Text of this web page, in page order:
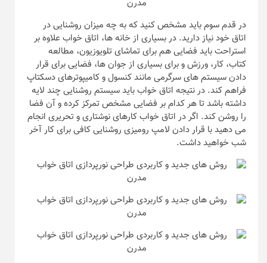
در قدم سوم باید مشخص کنید که به چه میزان روشنایی در
اتاق خود نیاز دارید. در بسیاری از خانه ها، اتاق خواب علاوه بر
استراحت باید فضایی هم برای تماشای تلویوزیون، مطالعه
کتاب، کار، ورزش و برای بسیاری از جوان ها، فضایی برای قرار
دادن سیستم های سرگرمی مانند کنسول و کامیپوترهای دسکتاپ
فراهم کند. در نتیجه اتاق خواب باید سیستم روشنایی چند لایه
داشته باشد تا هر کدام بر فضایی مشخص تمرکز کرده و آن فضا
را روشن کند. اگر در اتاق خواب کارهای نوشتاری و تحریری انجام
می دهید با قرار دادن لامپ رومیزی روشنایی کافی برای کار آخر
شب خواهید داشت.